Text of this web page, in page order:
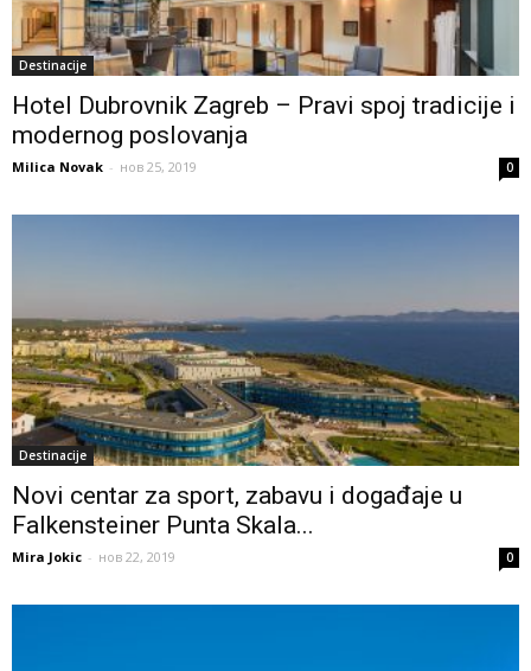
Destinacije
Hotel Dubrovnik Zagreb – Pravi spoj tradicije i
modernog poslovanja
Milica Novak - нов 25, 2019 0
Destinacije
Novi centar za sport, zabavu i događaje u
Falkensteiner Punta Skala...
Mira Jokic - нов 22, 2019 0